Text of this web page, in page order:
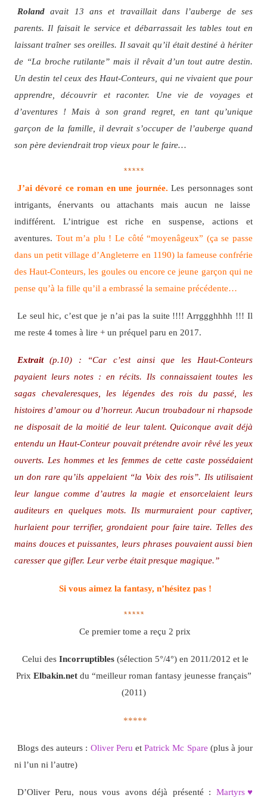
Rolandavait 13 ans et travaillait dans l’auberge de ses
parents. Il faisait le service et débarrassait les tables tout en
laissant traîner ses oreilles. Il savait qu’il était destiné à hériter
de “La broche rutilante” mais il rêvait d’un tout autre destin.
Un destin tel ceux des Haut-Conteurs, qui ne vivaient que pour
apprendre, découvrir et raconter. Une vie de voyages et
d’aventures ! Mais à son grand regret, en tant qu’unique
garçon de la famille, il devrait s’occuper de l’auberge quand
son père deviendrait trop vieux pour le faire…
*****
J’ai dévoré ce roman en une journée. Les personnages sont
intrigants, énervants ou attachants mais aucun ne laisse
indifférent. L’intrigue est riche en suspense, actions et
aventures. Tout m’a plu ! Le côté “moyenâgeux” (ça se passe
dans un petit village d’Angleterre en 1190) la fameuse confrérie
des Haut-Conteurs, les goules ou encore ce jeune garçon qui ne
pense qu’à la fille qu’il a embrassé la semaine précédente…
Le seul hic, c’est que je n’ai pas la suite !!!! Arrggghhhh !!! Il
me reste 4 tomes à lire + un préquel paru en 2017.
Extrait(p.10) : “Car c’est ainsi que les Haut-Conteurs
payaient leurs notes : en récits. Ils connaissaient toutes les
sagas chevaleresques, les légendes des rois du passé, les
histoires d’amour ou d’horreur. Aucun troubadour ni rhapsode
ne disposait de la moitié de leur talent. Quiconque avait déjà
entendu un Haut-Conteur pouvait prétendre avoir rêvé les yeux
ouverts. Les hommes et les femmes de cette caste possédaient
un don rare qu’ils appelaient “la Voix des rois”. Ils utilisaient
leur langue comme d’autres la magie et ensorcelaient leurs
auditeurs en quelques mots. Ils murmuraient pour captiver,
hurlaient pour terrifier, grondaient pour faire taire. Telles des
mains douces et puissantes, leurs phrases pouvaient aussi bien
caresser que gifler. Leur verbe était presque magique.”
Si vous aimez la fantasy, n’hésitez pas !
*****
Ce premier tome a reçu 2 prix
Celui des Incorruptibles(sélection 5°/4°) en 2011/2012 et le
Prix Elbakin.netdu “meilleur roman fantasy jeunesse français”
(2011)
*****
Blogs des auteurs : Oliver Peru etPatrick Mc Spare (plus à jour
ni l’un ni l’autre)
D’Oliver Peru, nous vous avons déjà présenté : Martyrs♥